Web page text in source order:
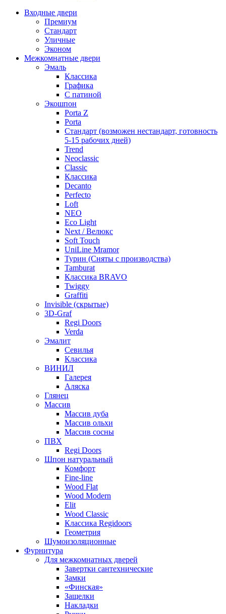
Входные двери
Премиум
Стандарт
Уличные
Эконом
Межкомнатные двери
Эмаль
Классика
Графика
С патиной
Экошпон
Porta Z
Porta
Стандарт (возможен нестандарт, готовность
5-15 рабочих дней)
Trend
Neoclassic
Classic
Классика
Decanto
Perfecto
Loft
NEO
Eco Light
Next / Велюкс
Soft Touch
UniLine Mramor
Турин (Сняты с производства)
Tamburat
Классика BRAVO
Twiggy
Graffiti
Invisible (скрытые)
3D-Graf
Regi Doors
Verda
Эмалит
Севилья
Классика
ВИНИЛ
Галерея
Аляска
Глянец
Массив
Массив дуба
Массив ольхи
Массив сосны
ПВХ
Regi Doors
Шпон натуральный
Комфорт
Fine-line
Wood Flat
Wood Modern
Elit
Wood Classic
Классика Regidoors
Геометрия
Шумоизоляционные
Фурнитура
Для межкомнатных дверей
Завертки сантехнические
Замки
«Финская»
Защелки
Накладки